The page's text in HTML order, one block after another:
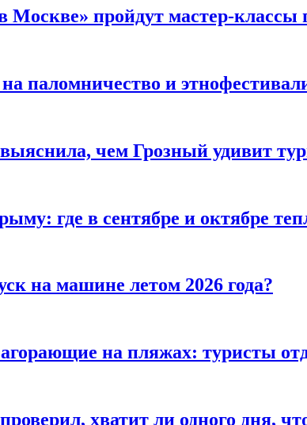
Москве» пройдут мастер-
паломничество и
чем Грозный удивит
где в сентябре и октябре
на машине летом 2026 года?
на пляжах: туристы
хватит ли одного дня,